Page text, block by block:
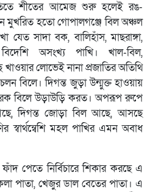
শীতের আমেজ শুরু হলেই রঙ-
মুখরিত হতো গোপালগঞ্জে বিল অঞ্চল
সাদা বক, বালিহাঁস, মাছরাঙ্গা,
অসংখ্য পাখি। খাল-বিল,
লোভেই নানা প্রজাতির অতিথি
বিলে। দিগন্ত জুড়া উন্মুক্ত হাওয়ায়
বিলে উড়াউড়ি করত। অপরূপ রুপে
দিগন্ত জোড়া বিল আছে, আসছে
স্বার্থন্বেশি মহল পাখির এমন অবাধ
পেতে নির্বিচারে শিকার করছে এ
পাতা, খেজুর ডাল বেতের পাতা। এ